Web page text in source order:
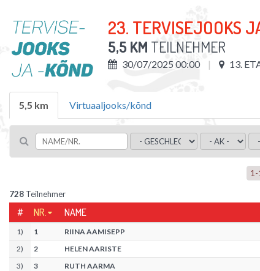
23. TERVISEJOOKS
5,5 KM TEILNEHMER
30/07/2025 00:00 13.
5,5 km Virtuaaljooks/kõnd
1 -
728 Teilnehmer
# NR. NAME
1) 1 RIINA AAMISEPP
2) 2 HELEN AARISTE
3) 3 RUTH AARMA